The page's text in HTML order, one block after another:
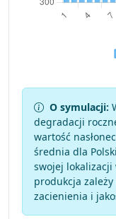
O symulacji:
degradacji
wartość
średnia dla
swojej lokalizacji
produkcja
zacienienia i